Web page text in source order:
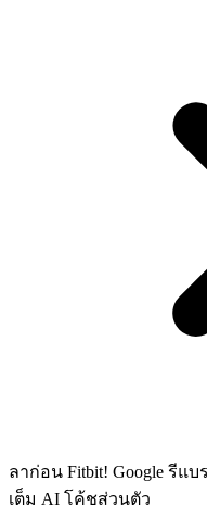
ลาก่อน Fitbit! Google รีแ
เต็ม AI โค้ชส่วนตัว